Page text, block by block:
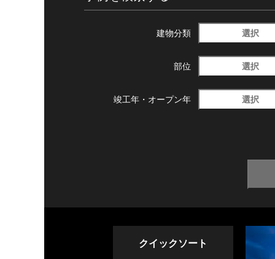
建物分類 選択
部位 選択
竣工年・ オープン年 選択
クイックソート